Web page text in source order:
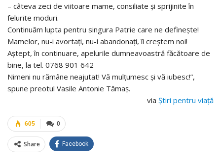
– câteva zeci de viitoare mame, consiliate și sprijinite în
felurite moduri.
Continuăm lupta pentru singura Patrie care ne definește!
Mamelor, nu-i avortați, nu-i abandonați, îi creștem noi!
Aștept, în continuare, apelurile dumneavoastră făcătoare de
bine, la tel. 0768 901 642
Nimeni nu rămâne neajutat! Vă mulțumesc și vă iubesc!”,
spune preotul Vasile Antonie Tămaș.
via Știri pentru viață
0
605
Share Facebook